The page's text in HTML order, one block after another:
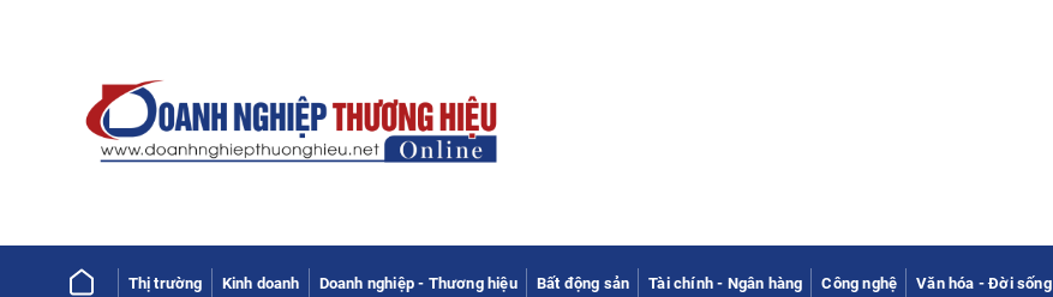
Thị trường Kinh doanh Doanh nghiệp - Thương hiệu Bất động sản Tài chính - Ngân hàng Công nghệ Văn hóa - Đời sống